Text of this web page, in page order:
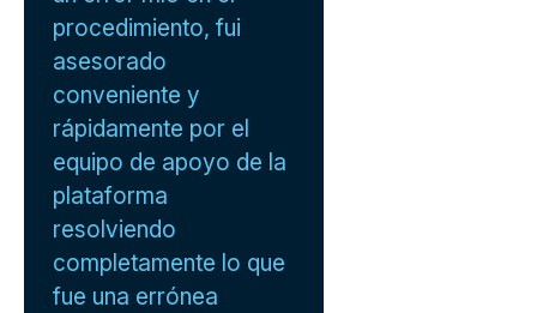
procedimiento, fui
asesorado
conveniente y
rápidamente por el
equipo de apoyo de la
plataforma
resolviendo
completamente lo que
fue una errónea